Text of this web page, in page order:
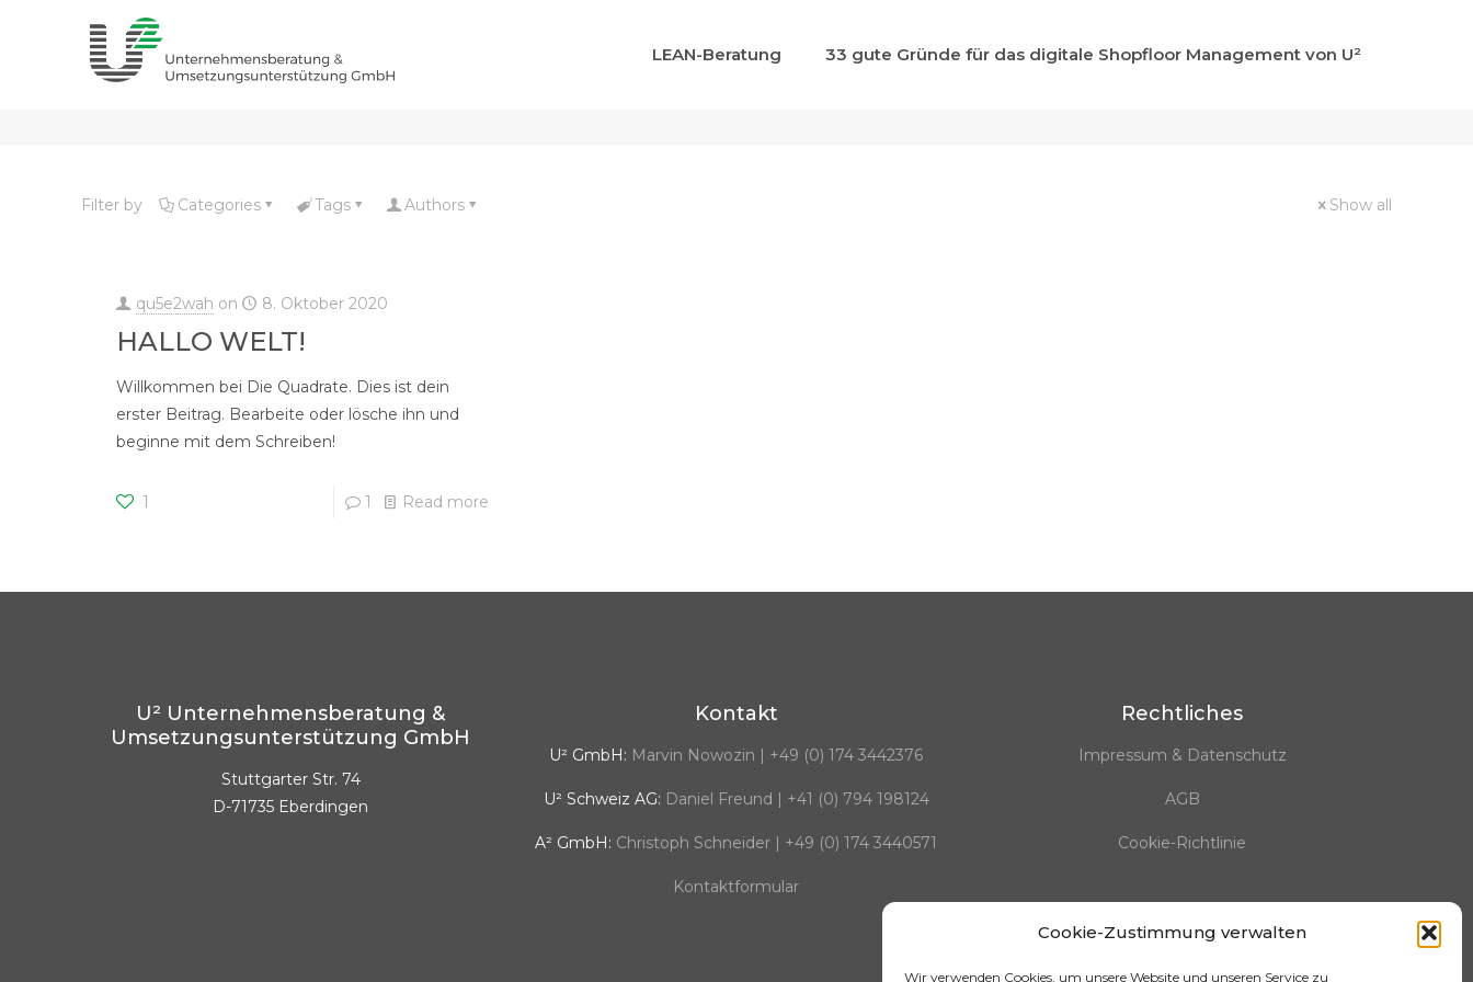
Cookie-Zustimmung verwalten
Wir verwenden Cookies, um unsere Website und unseren Service zu
LEAN-Beratung 33 gute Gründe für das digitale Shopfloor Management von U²
qu5e2wah
Filter by Categories Tags Authors Show all
qu5e2wah on 8. Oktober 2020
HALLO WELT!
Willkommen bei Die Quadrate. Dies ist dein
erster Beitrag. Bearbeite oder lösche ihn und
beginne mit dem Schreiben!
1 1 Read more
U² Unternehmensberatung &
Umsetzungsunterstützung GmbH
Stuttgarter Str. 74
D-71735 Eberdingen
Kontakt
U² GmbH: Marvin Nowozin | +49 (0) 174 3442376
U² Schweiz AG: Daniel Freund | +41 (0) 794 198124
A² GmbH: Christoph Schneider | +49 (0) 174 3440571
Kontaktformular
Rechtliches
Impressum & Datenschutz
AGB
Cookie-Richtlinie